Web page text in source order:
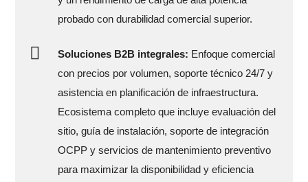
probado con durabilidad comercial superior.
Soluciones B2B integrales: Enfoque comercial
con precios por volumen, soporte técnico 24/7 y
asistencia en planificación de infraestructura.
Ecosistema completo que incluye evaluación del
sitio, guía de instalación, soporte de integración
OCPP y servicios de mantenimiento preventivo
para maximizar la disponibilidad y eficiencia